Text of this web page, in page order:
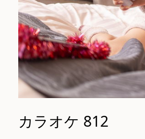
カラオケ 812